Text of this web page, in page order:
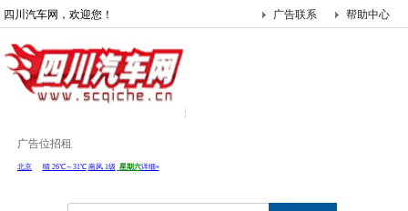
四川汽车网，欢迎您！ 帮助中心
广告联系
广告位招租